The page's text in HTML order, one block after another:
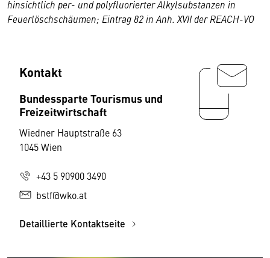
hinsichtlich per- und polyfluorierter Alkylsubstanzen in
Feuerlöschschäumen; Eintrag 82 in Anh. XVII der REACH-VO
Kontakt
Bundessparte Tourismus und
Freizeitwirtschaft
Wiedner Hauptstraße 63
1045 Wien
+43 5 90900 3490
bstf@wko.at
Detaillierte Kontaktseite